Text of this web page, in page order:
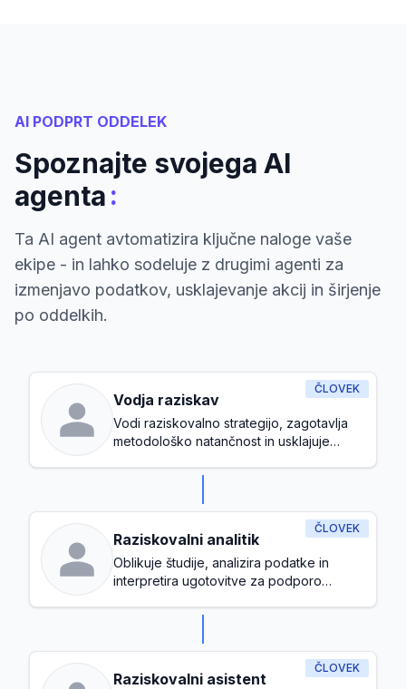
AI PODPRT ODDELEK
Spoznajte svojega AI
agenta:
Ta AI agent avtomatizira ključne naloge vaše
ekipe - in lahko sodeluje z drugimi agenti za
izmenjavo podatkov, usklajevanje akcij in širjenje
po oddelkih.
ČLOVEK
Vodja raziskav
Vodi raziskovalno strategijo, zagotavlja
metodološko natančnost in usklajuje
ČLOVEK
Raziskovalni analitik
Oblikuje študije, analizira podatke in
interpretira ugotovitve za podporo
ČLOVEK
Raziskovalni asistent